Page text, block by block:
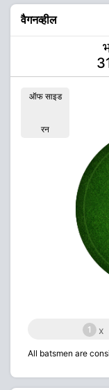
वैगनव्हील
ऑफ साइड
रन
1 x
All batsmen are